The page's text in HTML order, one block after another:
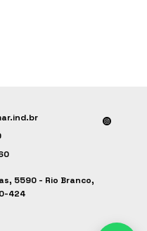
5590 - Rio Branco,
424